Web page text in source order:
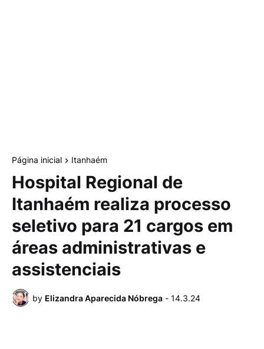
Página inicial Itanhaém
Hospital Regional de
Itanhaém realiza processo
seletivo para 21 cargos em
áreas administrativas e
assistenciais
by Elizandra Aparecida Nóbrega - 14.3.24